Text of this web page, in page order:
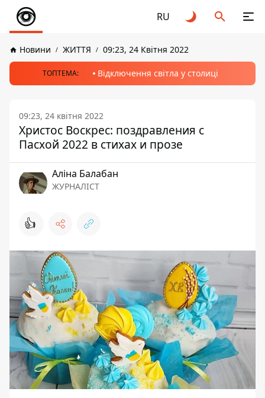
RU
Новини ЖИТТЯ 09:23, 24 Квітня 2022
ТОПТЕМА: Відключення світла у столиці
09:23, 24 квітня 2022
Христос Воскрес: поздравления с
Пасхой 2022 в стихах и прозе
Аліна Балабан
ЖУРНАЛІСТ
👍